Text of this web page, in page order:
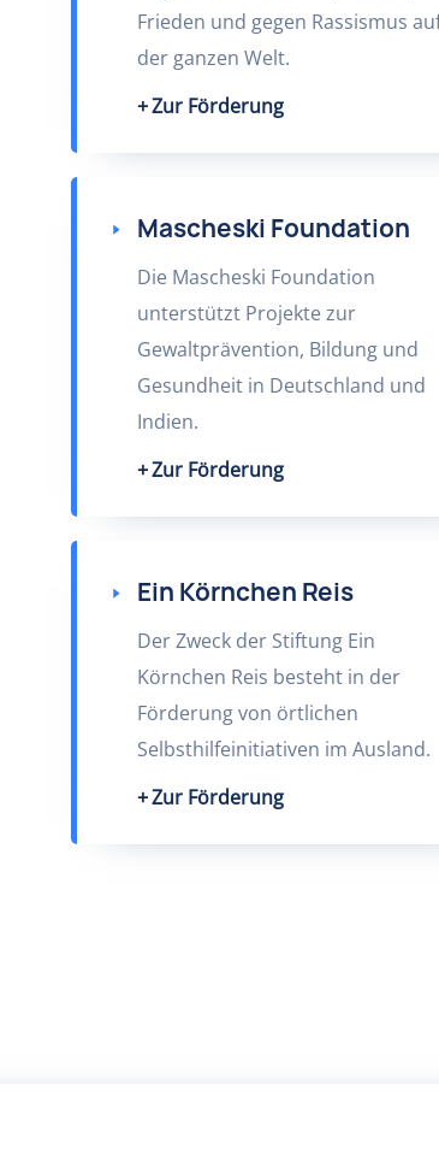
Frieden und gegen Rassismus
der ganzen Welt.
Zur Förderung
Mascheski Foundation
Die Mascheski Foundation
unterstützt Projekte zur
Gewaltprävention, Bildung und
Gesundheit in Deutschland und
Indien.
Zur Förderung
Ein Körnchen Reis
Der Zweck der Stiftung Ein
Körnchen Reis besteht in der
Förderung von örtlichen
Selbsthilfeinitiativen im Ausland.
Zur Förderung